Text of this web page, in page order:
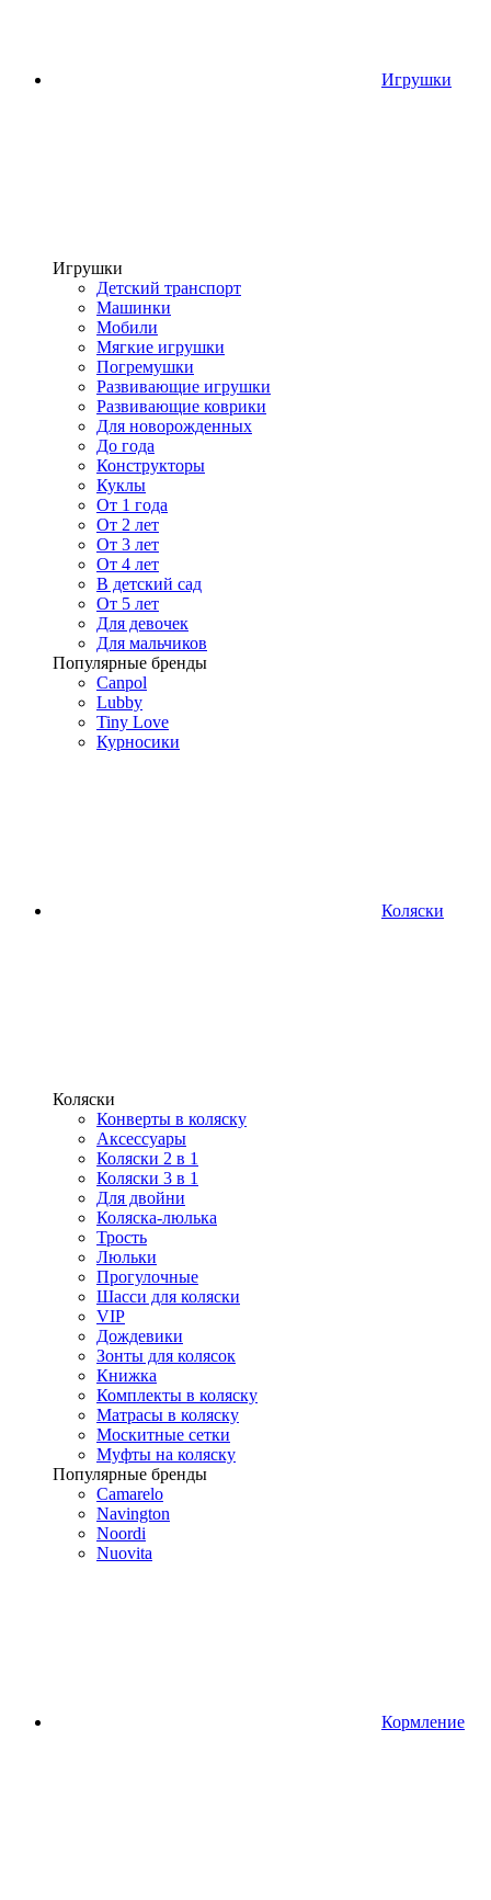
Игрушки
Игрушки
Детский транспорт
Машинки
Мобили
Мягкие игрушки
Погремушки
Развивающие игрушки
Развивающие коврики
Для новорожденных
До года
Конструкторы
Куклы
От 1 года
От 2 лет
От 3 лет
От 4 лет
В детский сад
От 5 лет
Для девочек
Для мальчиков
Популярные бренды
Canpol
Lubby
Tiny Love
Курносики
Коляски
Коляски
Конверты в коляску
Аксессуары
Коляски 2 в 1
Коляски 3 в 1
Для двойни
Коляска-люлька
Трость
Люльки
Прогулочные
Шасси для коляски
VIP
Дождевики
Зонты для колясок
Книжка
Комплекты в коляску
Матрасы в коляску
Москитные сетки
Муфты на коляску
Популярные бренды
Camarelo
Navington
Noordi
Nuovita
Кормление